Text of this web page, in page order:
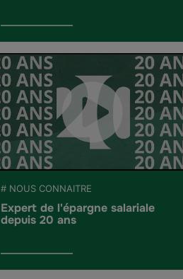
# NOUS CONNAITRE
Expert de l'épargne salariale
depuis 20 ans